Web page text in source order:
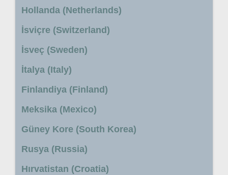
Hollanda (Netherlands)
İsviçre (Switzerland)
İsveç (Sweden)
İtalya (Italy)
Finlandiya (Finland)
Meksika (Mexico)
Güney Kore (South Korea)
Rusya (Russia)
Hırvatistan (Croatia)